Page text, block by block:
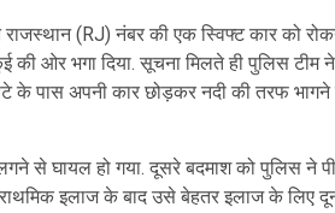
(RJ) नंबर की एक स्विफ्ट कार को
ओर भगा दिया. सूचना मिलते ही पुलिस टीम
पास अपनी कार छोड़कर नदी की तरफ भागने
से घायल हो गया. दूसरे बदमाश को पुलिस ने
इलाज के बाद उसे बेहतर इलाज के लिए